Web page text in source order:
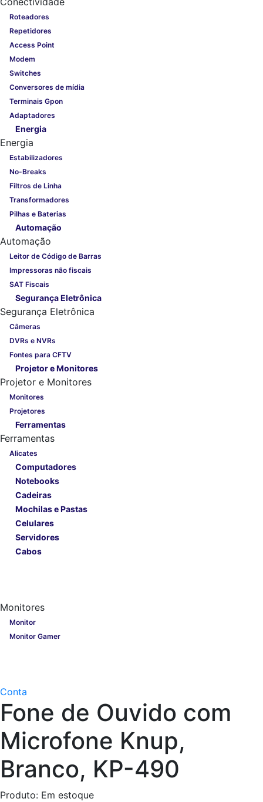
Roteadores
Repetidores
Access Point
Modem
Switches
Conversores de mídia
Terminais Gpon
Adaptadores
Energia
Energia
Estabilizadores
No-Breaks
Filtros de Linha
Transformadores
Pilhas e Baterias
Automação
Automação
Leitor de Código de Barras
Impressoras não fiscais
SAT Fiscais
Segurança Eletrônica
Segurança Eletrônica
Câmeras
DVRs e NVRs
Fontes para CFTV
Projetor e Monitores
Projetor e Monitores
Monitores
Projetores
Ferramentas
Ferramentas
Alicates
Computadores
Notebooks
Cadeiras
Mochilas e Pastas
Celulares
Servidores
Cabos
Monitores
Monitor
Monitor Gamer
Conta
Fone de Ouvido com
Microfone Knup,
Branco, KP-490
Produto: Em estoque